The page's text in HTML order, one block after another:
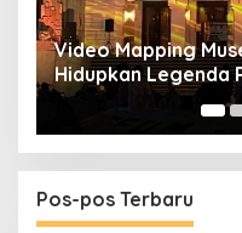
Mulawarman
Karang Melenu
Pos-pos Terbaru